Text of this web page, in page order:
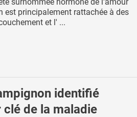
est principalement rattachée à des
et l' ...
identifié
de la maladie